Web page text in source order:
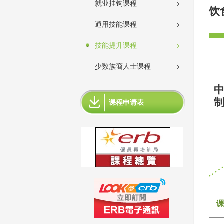
就业挂钩课程
通用技能课程
技能提升课程
少数族裔人士课程
课程申请表
饮